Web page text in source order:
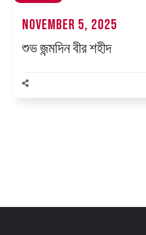
November 5, 2025
শুভ জন্মদিন বীর শহীদ